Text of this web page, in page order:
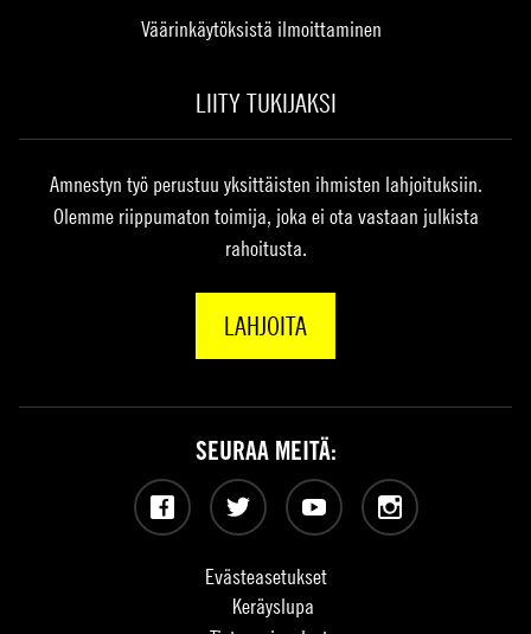
Väärinkäytöksistä ilmoittaminen
LIITY TUKIJAKSI
Amnestyn työ perustuu yksittäisten ihmisten lahjoituksiin.
Olemme riippumaton toimija, joka ei ota vastaan julkista
rahoitusta.
LAHJOITA
Evästeasetukset
Keräyslupa
SEURAA MEITÄ:
Facebook Twitter YouTubeInstagram